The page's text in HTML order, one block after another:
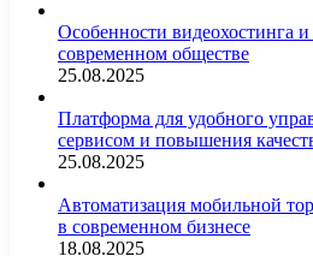
Особенности видеохостинга
современном обществе
25.08.2025
Платформа для удобного
сервисом и повышения
25.08.2025
Автоматизация мобильной
в современном бизнесе
18.08.2025